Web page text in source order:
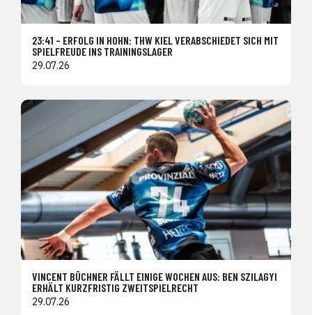
23:41 – ERFOLG IN HOHN: THW KIEL VERABSCHIEDET SICH MIT
SPIELFREUDE INS TRAININGSLAGER
29.07.26
VINCENT BÜCHNER FÄLLT EINIGE WOCHEN AUS: BEN SZILAGYI
ERHÄLT KURZFRISTIG ZWEITSPIELRECHT
29.07.26